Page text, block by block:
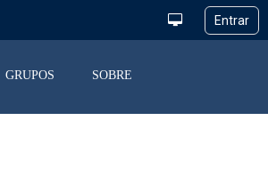
GRUPOS SOBRE